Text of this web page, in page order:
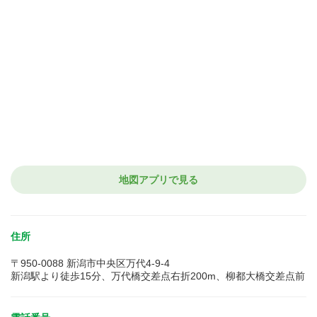
地図アプリで見る
住所
〒950-0088 新潟市中央区万代4-9-4
新潟駅より徒歩15分、万代橋交差点右折200m、柳都大橋交差点前